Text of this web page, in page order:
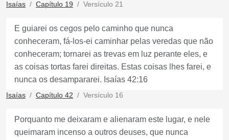
Isaías Capítulo 19 Versículo 21
E guiarei os cegos pelo caminho que nunca
conheceram, fá-los-ei caminhar pelas veredas que não
conheceram; tornarei as trevas em luz perante eles, e
as coisas tortas farei direitas. Estas coisas lhes farei, e
nunca os desampararei. Isaías 42:16
Isaías Capítulo 42 Versículo 16
Porquanto me deixaram e alienaram este lugar, e nele
queimaram incenso a outros deuses, que nunca